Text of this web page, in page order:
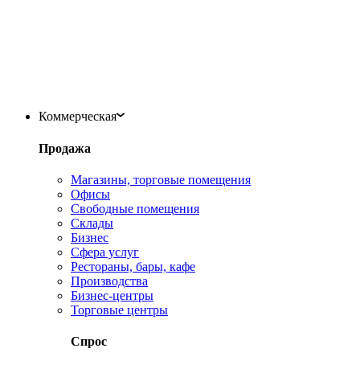
Коммерческая
Продажа
Магазины, торговые помещения
Офисы
Свободные помещения
Склады
Бизнес
Сфера услуг
Рестораны, бары, кафе
Производства
Бизнес-центры
Торговые центры
Спрос